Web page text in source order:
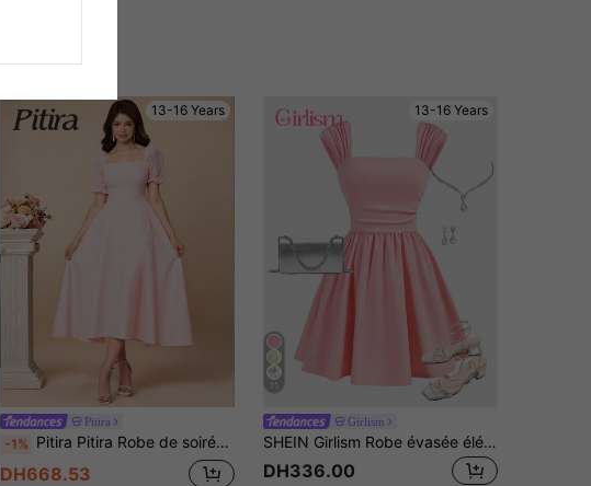
13-16 Years
Pitira
-1% Pitira Pitira Robe de soirée élégante pour adolescentes, col carré rose, manches bouffantes en maille à volants, jacquard floral
DH668.53
13-16 Years
11
Girlism
SHEIN Girlism Robe évasée élégante de couleur unie avec épaules et buste froncés pour adolescentes
DH336.00